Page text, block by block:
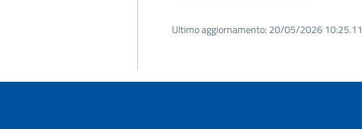
Ultimo aggiornamento: 20/05/2026 10:25.11